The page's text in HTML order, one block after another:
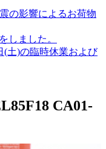
の影響によるお荷物
しました。
(土)の臨時休業および
CA01-